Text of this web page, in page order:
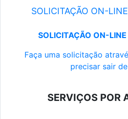
SOLICITAÇÃO ON-
SOLICITAÇÃO ON-LINE
Faça uma solicitação
precisar sair
SERVIÇOS POR